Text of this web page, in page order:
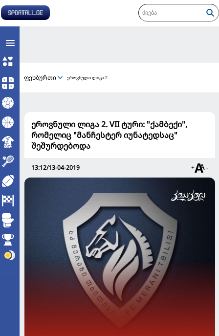
ფეხბურთი ეროვნული ლიგა 2
ეროვნული ლიგა 2. VII ტური: "ქამბექი",
რომელიც "მანჩესტერ იუნატედსაც"
შეშურდებოდა
13:12/13-04-2019 + -